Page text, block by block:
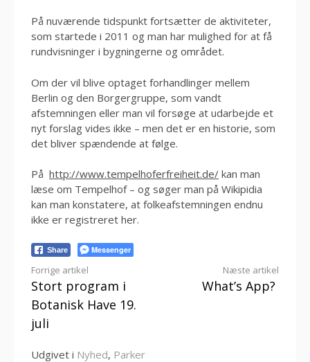
På nuværende tidspunkt fortsætter de aktiviteter,
som startede i 2011 og man har mulighed for at få
rundvisninger i bygningerne og området.
Om der vil blive optaget forhandlinger mellem
Berlin og den Borgergruppe, som vandt
afstemningen eller man vil forsøge at udarbejde et
nyt forslag vides ikke – men det er en historie, som
det bliver spændende at følge.
På http://www.tempelhoferfreiheit.de/ kan man
læse om Tempelhof – og søger man på Wikipidia
kan man konstatere, at folkeafstemningen endnu
ikke er registreret her.
Share Messenger
Læs
videre
Forrige artikel
Stort program i
Botanisk Have 19.
juli
Næste artikel
What’s App?
Udgivet i Nyhed, Parker